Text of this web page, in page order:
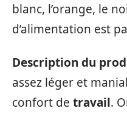
‎blanc, l’orange, le
d’alimentation est
Description du
assez léger et
confort de travail.